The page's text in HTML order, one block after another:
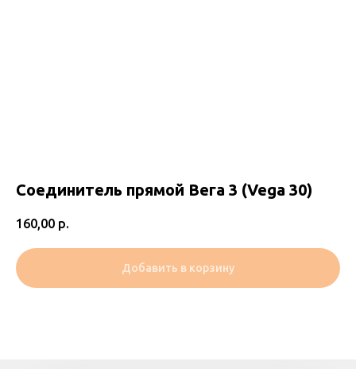
Соединитель прямой Вега 3 (Vega 30)
160,00 р.
Добавить в корзину